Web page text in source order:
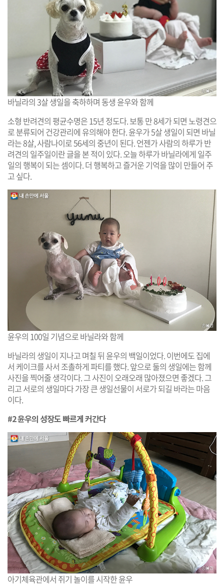
바닐라의 3살 생일을 축하하며 동생 윤우와 함께
소형 반려견의 평균수명은 15년 정도다. 보통 만 8세가 되면 노령견으
로 분류되어 건강관리에 유의해야 한다. 윤우가 5살 생일이 되면 바닐
라는 8살, 사람나이로 56세의 중년이 된다. 언젠가 사람의 하루가 반
려견의 일주일이란 글을 본 적이 있다. 오늘 하루가 바닐라에게 일주
일의 행복이 되는 셈이다. 더 행복하고 즐거운 기억을 많이 만들어 주
고 싶다.
윤우의 100일 기념으로 바닐라와 함께
바닐라의 생일이 지나고 며칠 뒤 윤우의 백일이었다. 이번에도 집에
서 케이크를 사서 조촐하게 파티를 했다. 앞으로 둘의 생일에는 함께
사진을 찍어줄 생각이다. 그 사진이 오래오래 많아졌으면 좋겠다. 그
리고 서로의 생일마다 가장 큰 생일선물이 서로가 되길 바라는 마음
이다.
#2 윤우의 성장도 빠르게 커간다
아기체육관에서 쥐기 놀이를 시작한 윤우